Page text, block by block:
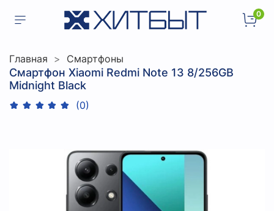
0
Главная Смартфоны
Смартфон Xiaomi Redmi Note 13 8/256GB
Midnight Black
(0)